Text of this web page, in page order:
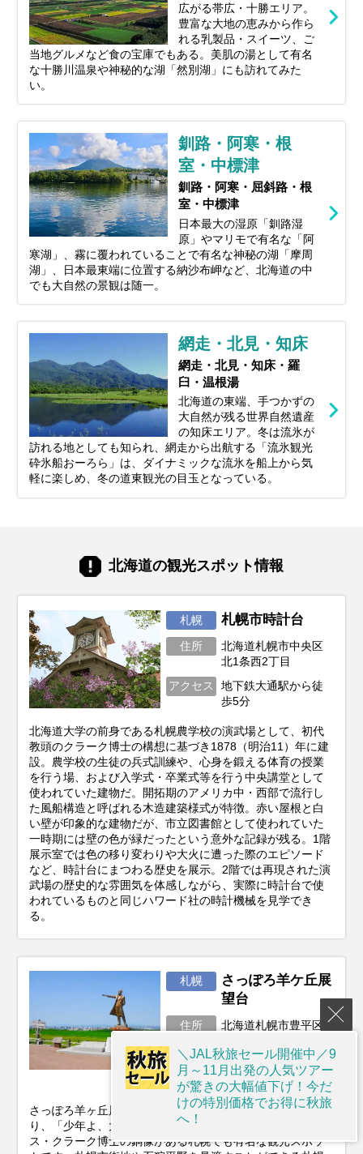
広がる帯広・十勝エリア。
豊富な大地の恵みから作ら
れる乳製品・スイーツ、ご
当地グルメなど食の宝庫でもある。美肌の湯として有名
な十勝川温泉や神秘的な湖「然別湖」にも訪れてみた
い。
釧路・阿寒・根
室・中標津
釧路・阿寒・屈斜路・根
室・中標津
日本最大の湿原「釧路湿
原」やマリモで有名な「阿
寒湖」、霧に覆われていることで有名な神秘の湖「摩周
湖」、日本最東端に位置する納沙布岬など、北海道の中
でも大自然の景観は随一。
網走・北見・知床
網走・北見・知床・羅
臼・温根湯
北海道の東端、手つかずの
大自然が残る世界自然遺産
の知床エリア。冬は流氷が
訪れる地としても知られ、網走から出航する「流氷観光
砕氷船おーろら」は、ダイナミックな流氷を船上から気
軽に楽しめ、冬の道東観光の目玉となっている。
北海道の観光スポット情報
札幌 札幌市時計台
住所
北海道札幌市中央区
北1条西2丁目
アクセス
地下鉄大通駅から徒
歩5分
北海道大学の前身である札幌農学校の演武場として、初代
教頭のクラーク博士の構想に基づき1878（明治11）年に建
設。農学校の生徒の兵式訓練や、心身を鍛える体育の授業
を行う場、および入学式・卒業式等を行う中央講堂として
使われていた建物だ。開拓期のアメリカ中・西部で流行し
た風船構造と呼ばれる木造建築様式が特徴。赤い屋根と白
い壁が印象的な建物だが、市立図書館として使われていた
一時期には壁の色が緑だったという意外な記録が残る。1階
展示室では色の移り変わりや大火に遭った際のエピソード
など、時計台にまつわる歴史を展示。2階では再現された演
武場の歴史的な雰囲気を体感しながら、実際に時計台で使
われているものと同じハワード社の時計機械を見学でき
る。
札幌
さっぽろ羊ケ丘展
望台
住所
北海道札幌市豊平区
アクセス 地下鉄福住駅からバ
ス約10分
さっぽろ羊ヶ丘展望台は北海道札幌市豊平区羊ケ丘にあ
り、「少年よ、大志を抱け！」で有名なウィリアム・スミ
ス・クラーク博士の銅像がある札幌でも有名な観光スポッ
＼JAL秋旅セール開催中／9
月～11月出発の人気ツアー
が驚きの大幅値下げ！今だ
けの特別価格でお得に秋旅
へ！